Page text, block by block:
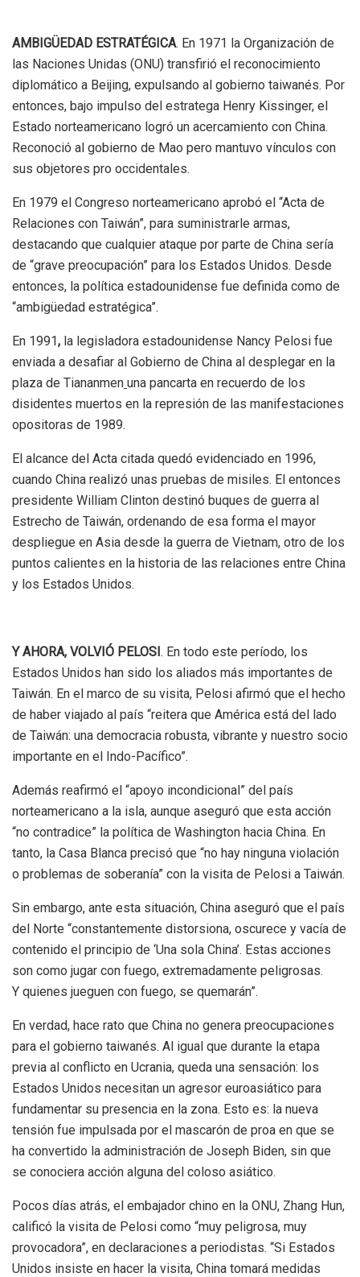
AMBIGÜEDAD ESTRATÉGICA. En 1971 la Organización de
las Naciones Unidas (ONU) transfirió el reconocimiento
diplomático a Beijing, expulsando al gobierno taiwanés. Por
entonces, bajo impulso del estratega Henry Kissinger, el
Estado norteamericano logró un acercamiento con China.
Reconoció al gobierno de Mao pero mantuvo vínculos con
sus objetores pro occidentales.
En 1979 el Congreso norteamericano aprobó el “Acta de
Relaciones con Taiwán”, para suministrarle armas,
destacando que cualquier ataque por parte de China sería
de “grave preocupación” para los Estados Unidos. Desde
entonces, la política estadounidense fue definida como de
“ambigüedad estratégica”.
En 1991, la legisladora estadounidense Nancy Pelosi fue
enviada a desafiar al Gobierno de China al desplegar en la
plaza de Tiananmen una pancarta en recuerdo de los
disidentes muertos en la represión de las manifestaciones
opositoras de 1989.
El alcance del Acta citada quedó evidenciado en 1996,
cuando China realizó unas pruebas de misiles. El entonces
presidente William Clinton destinó buques de guerra al
Estrecho de Taiwán, ordenando de esa forma el mayor
despliegue en Asia desde la guerra de Vietnam, otro de los
puntos calientes en la historia de las relaciones entre China
y los Estados Unidos.
Y AHORA, VOLVIÓ PELOSI. En todo este período, los
Estados Unidos han sido los aliados más importantes de
Taiwán. En el marco de su visita, Pelosi afirmó que el hecho
de haber viajado al país “reitera que América está del lado
de Taiwán: una democracia robusta, vibrante y nuestro socio
importante en el Indo-Pacífico”.
Además reafirmó el “apoyo incondicional” del país
norteamericano a la isla, aunque aseguró que esta acción
“no contradice” la política de Washington hacia China. En
tanto, la Casa Blanca precisó que “no hay ninguna violación
o problemas de soberanía” con la visita de Pelosi a Taiwán.
Sin embargo, ante esta situación, China aseguró que el país
del Norte “constantemente distorsiona, oscurece y vacía de
contenido el principio de ‘Una sola China’. Estas acciones
son como jugar con fuego, extremadamente peligrosas.
Y quienes jueguen con fuego, se quemarán”.
En verdad, hace rato que China no genera preocupaciones
para el gobierno taiwanés. Al igual que durante la etapa
previa al conflicto en Ucrania, queda una sensación: los
Estados Unidos necesitan un agresor euroasiático para
fundamentar su presencia en la zona. Esto es: la nueva
tensión fue impulsada por el mascarón de proa en que se
ha convertido la administración de Joseph Biden, sin que
se conociera acción alguna del coloso asiático.
Pocos días atrás, el embajador chino en la ONU, Zhang Hun,
calificó la visita de Pelosi como “muy peligrosa, muy
provocadora”, en declaraciones a periodistas. “Si Estados
Unidos insiste en hacer la visita, China tomará medidas